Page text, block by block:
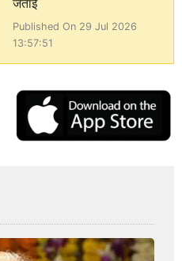
जताई
Published On 29 Jul 2026
13:57:51